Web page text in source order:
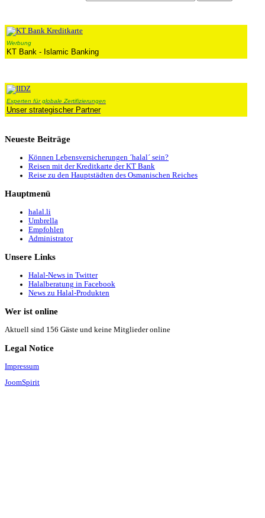
Werbung
KT Bank - Islamic Banking
Experten für globale Zertifizierungen
Unser strategischer Partner
Neueste Beiträge
Können Lebensversicherungen ´halal´ sein?
Reisen mit der Kreditkarte der KT Bank
Reise zu den Hauptstädten des Osmanischen Reiches
Hauptmenü
halal.li
Umbrella
Empfohlen
Administrator
Unsere Links
Halal-News in Twitter
Halalberatung in Facebook
News zu Halal-Produkten
Wer ist online
Aktuell sind 156 Gäste und keine Mitglieder online
Legal Notice
Impressum
JoomSpirit